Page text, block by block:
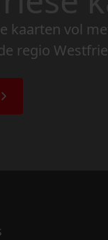
kaarten vol
regio
verhalen.